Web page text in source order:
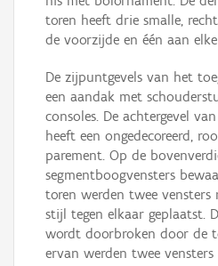
toren heeft drie smalle,
de voorzijde en één aan
De zijpuntgevels van het
een aandak met
consoles. De achtergevel
heeft een ongedecoreerd,
parement. Op de
segmentboogvensters
toren werden twee vensters
stijl tegen elkaar geplaatst.
wordt doorbroken door de
ervan werden twee